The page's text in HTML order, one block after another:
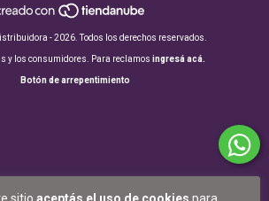
- 2026. Todos los derechos reservados.
y los consumidores. Para reclamos ingresá acá.
Botón de arrepentimiento